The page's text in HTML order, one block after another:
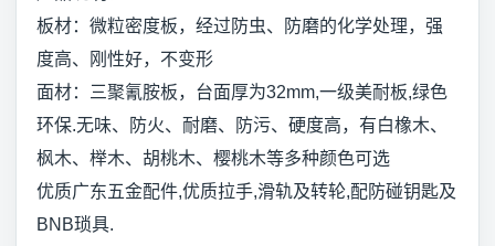
板材：微粒密度板，经过防虫、防磨的化学处理，强
度高、刚性好，不变形
面材：三聚氰胺板，台面厚为32mm,一级美耐板,绿色
环保.无味、防火、耐磨、防污、硬度高，有白橡木、
枫木、榉木、胡桃木、樱桃木等多种颜色可选
优质广东五金配件,优质拉手,滑轨及转轮,配防碰钥匙及
BNB琐具.